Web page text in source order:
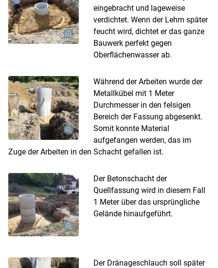
eingebracht und lageweise
verdichtet. Wenn der Lehm später
feucht wird, dichtet er das ganze
Bauwerk perfekt gegen
Oberflächenwasser ab.
Während der Arbeiten wurde der
Metallkübel mit 1 Meter
Durchmesser in den felsigen
Bereich der Fassung abgesenkt.
Somit konnte Material
aufgefangen werden, das im
Zuge der Arbeiten in den Schacht gefallen ist.
Der Betonschacht der
Quellfassung wird in diesem Fall
1 Meter über das ursprüngliche
Gelände hinaufgeführt.
Der Dränageschlauch soll später